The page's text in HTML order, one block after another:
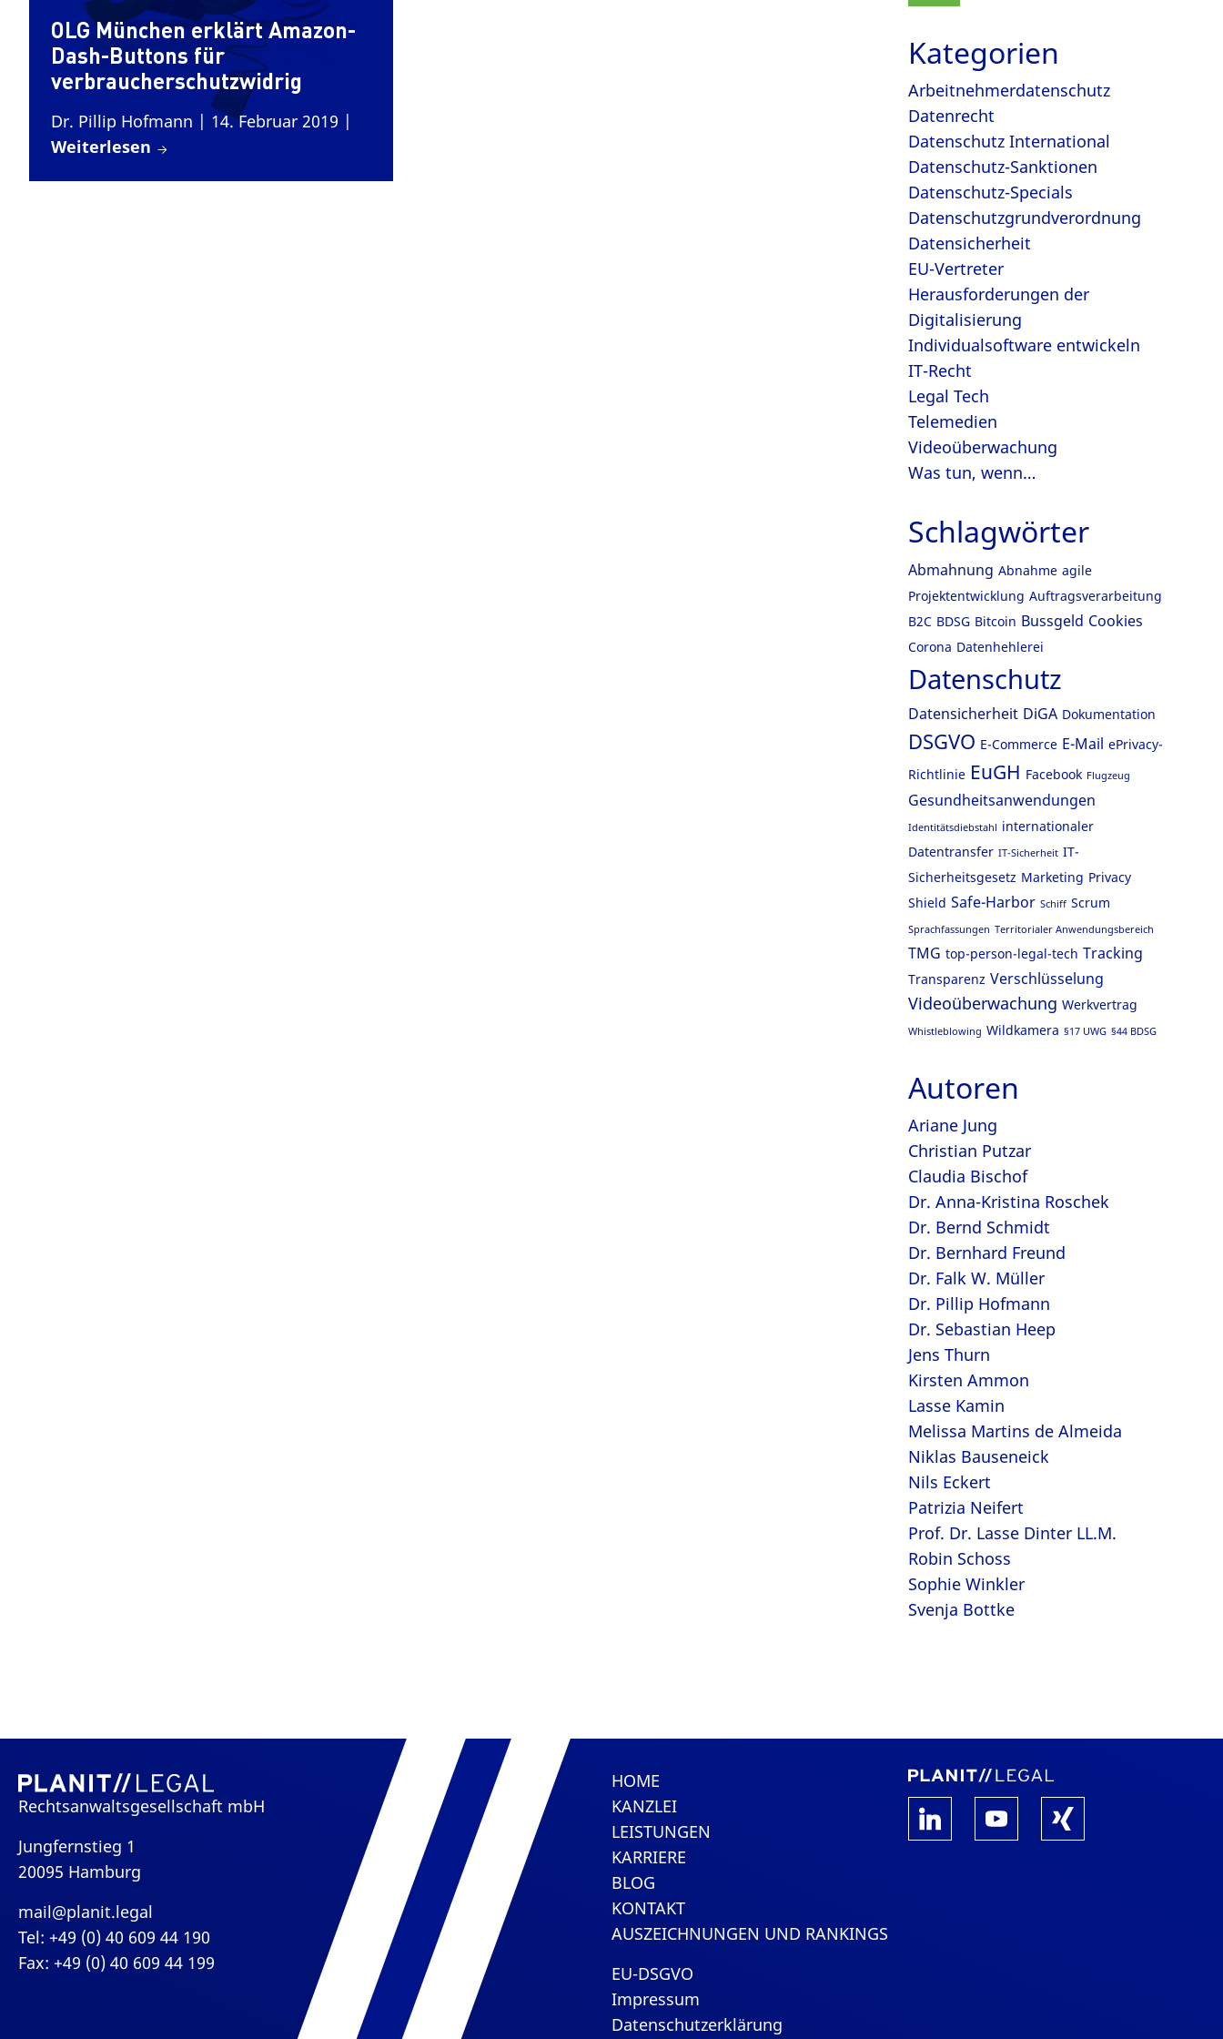
OLG München erklärt Amazon-
Dash-Buttons für
verbraucherschutzwidrig
Dr. Pillip Hofmann | 14. Februar 2019 |
Weiterlesen
Kategorien
Arbeitnehmerdatenschutz
Datenrecht
Datenschutz International
Datenschutz-Sanktionen
Datenschutz-Specials
Datenschutzgrundverordnung
Datensicherheit
EU-Vertreter
Herausforderungen der
Digitalisierung
Individualsoftware entwickeln
IT-Recht
Legal Tech
Telemedien
Videoüberwachung
Was tun, wenn…
Schlagwörter
Abmahnung Abnahme agile
Projektentwicklung Auftragsverarbeitung
B2C BDSG Bitcoin Bussgeld Cookies
Corona Datenhehlerei
Datenschutz
Datensicherheit DiGA Dokumentation
DSGVO E-Commerce E-Mail ePrivacy-
Richtlinie EuGH Facebook Flugzeug
Gesundheitsanwendungen
Identitätsdiebstahl internationaler
Datentransfer IT-Sicherheit IT-
Sicherheitsgesetz Marketing Privacy
Shield Safe-Harbor Schiff Scrum
Sprachfassungen Territorialer Anwendungsbereich
TMG top-person-legal-tech Tracking
Transparenz Verschlüsselung
Videoüberwachung Werkvertrag
Whistleblowing Wildkamera §17 UWG §44 BDSG
Autoren
Ariane Jung
Christian Putzar
Claudia Bischof
Dr. Anna-Kristina Roschek
Dr. Bernd Schmidt
Dr. Bernhard Freund
Dr. Falk W. Müller
Dr. Pillip Hofmann
Dr. Sebastian Heep
Jens Thurn
Kirsten Ammon
Lasse Kamin
Melissa Martins de Almeida
Niklas Bauseneick
Nils Eckert
Patrizia Neifert
Prof. Dr. Lasse Dinter LL.M.
Robin Schoss
Sophie Winkler
Svenja Bottke
Rechtsanwaltsgesellschaft mbH
Jungfernstieg 1
20095 Hamburg
mail@planit.legal
Tel: +49 (0) 40 609 44 190
Fax: +49 (0) 40 609 44 199
HOME
KANZLEI
LEISTUNGEN
KARRIERE
BLOG
KONTAKT
AUSZEICHNUNGEN UND RANKINGS
EU-DSGVO
Impressum
Datenschutzerklärung